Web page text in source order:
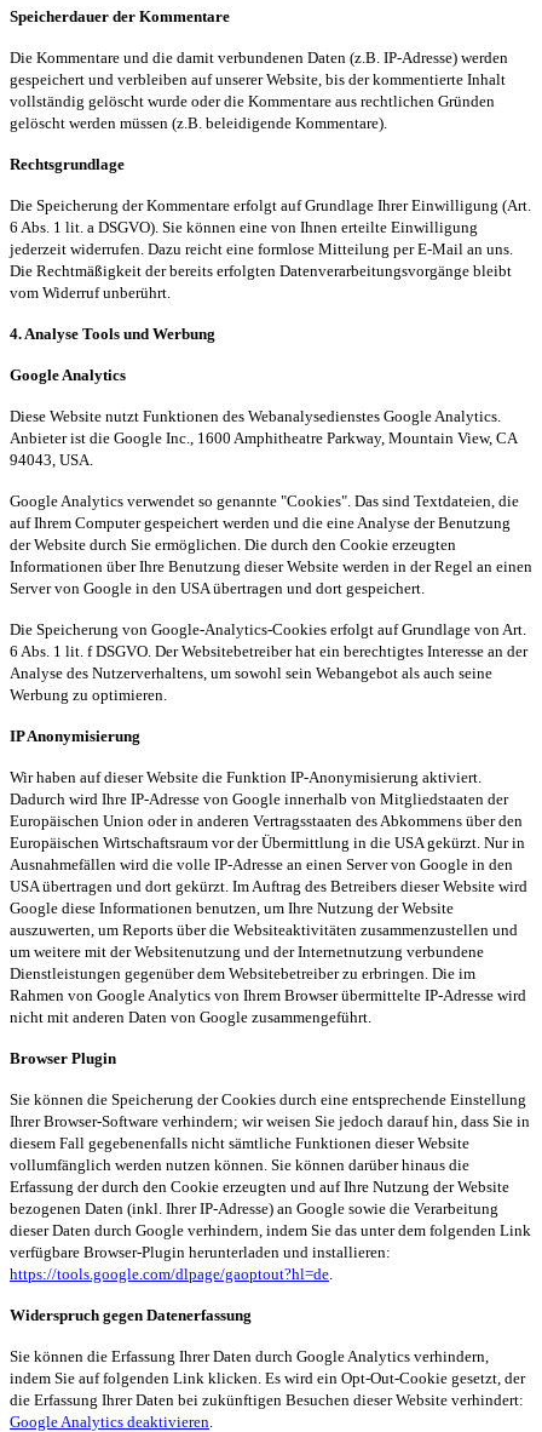
Speicherdauer der Kommentare
Die Kommentare und die damit verbundenen Daten (z.B. IP-Adresse) werden
gespeichert und verbleiben auf unserer Website, bis der kommentierte Inhalt
vollständig gelöscht wurde oder die Kommentare aus rechtlichen Gründen
gelöscht werden müssen (z.B. beleidigende Kommentare).
Rechtsgrundlage
Die Speicherung der Kommentare erfolgt auf Grundlage Ihrer Einwilligung (Art.
6 Abs. 1 lit . a DSGVO). Sie können eine von Ihnen erteilte Einwilligung
jederzeit widerrufen. Dazu reicht eine formlose Mitteilung per E-Mail an uns.
Die Rechtmäßigkeit der bereits erfolgten Datenverarbeitungsvorgänge bleibt
vom Widerruf unberührt.
4. Analyse Tools und Werbung
Google Analytics
Diese Website nutzt Funktionen des Webanalysedienstes Google Analytics.
Anbieter ist die Google Inc., 1600 Amphitheatre Parkway, Mountain View, CA
94043, USA.
Google Analytics verwendet so genannte "Cookies". Das sind Textdateien, die
auf Ihrem Computer gespeichert werden und die eine Analyse der Benutzung
der Website durch Sie ermöglichen. Die durch den Cookie erzeugten
Informationen über Ihre Benutzung dieser Website werden in der Regel an einen
Server von Google in den USA übertragen und dort gespeichert.
Die Speicherung von Google-Analytics-Cookies erfolgt auf Grundlage von Art.
6 Abs. 1 lit . f DSGVO. Der Websitebetreiber hat ein berechtigtes Interesse an der
Analyse des Nutzerverhaltens, um sowohl sein Webangebot als auch seine
Werbung zu optimieren.
IP Anonymisierung
Wir haben auf dieser Website die Funktion IP-Anonymisierung aktiviert.
Dadurch wird Ihre IP-Adresse von Google innerhalb von Mitgliedstaaten der
Europäischen Union oder in anderen Vertragsstaaten des Abkommens über den
Europäischen Wirtschaftsraum vor der Übermittlung in die USA gekürzt. Nur in
Ausnahmefällen wird die volle IP-Adresse an einen Server von Google in den
USA übertragen und dort gekürzt. Im Auftrag des Betreibers dieser Website wird
Google diese Informationen benutzen, um Ihre Nutzung der Website
auszuwerten, um Reports über die Websiteaktivitäten zusammenzustellen und
um weitere mit der Websitenutzung und der Internetnutzung verbundene
Dienstleistungen gegenüber dem Websitebetreiber zu erbringen. Die im
Rahmen von Google Analytics von Ihrem Browser übermittelte IP-Adresse wird
nicht mit anderen Daten von Google zusammengeführt.
Browser Plugin
Sie können die Speicherung der Cookies durch eine entsprechende Einstellung
Ihrer Browser-Software verhindern; wir weisen Sie jedoch darauf hin, dass Sie in
diesem Fall gegebenenfalls nicht sämtliche Funktionen dieser Website
vollumfänglich werden nutzen können. Sie können darüber hinaus die
Erfassung der durch den Cookie erzeugten und auf Ihre Nutzung der Website
bezogenen Daten (inkl. Ihrer IP-Adresse) an Google sowie die Verarbeitung
dieser Daten durch Google verhindern, indem Sie das unter dem folgenden Link
verfügbare Browser-Plugin herunterladen und installieren:
https://tools.google.com/dlpage/gaoptout?hl=de
Widerspruch gegen Datenerfassung
Sie können die Erfassung Ihrer Daten durch Google Analytics verhindern,
indem Sie auf folgenden Link klicken. Es wird ein Opt-Out-Cookie gesetzt, der
die Erfassung Ihrer Daten bei zukünftigen Besuchen dieser Website verhindert:
Google Analytics deaktivieren